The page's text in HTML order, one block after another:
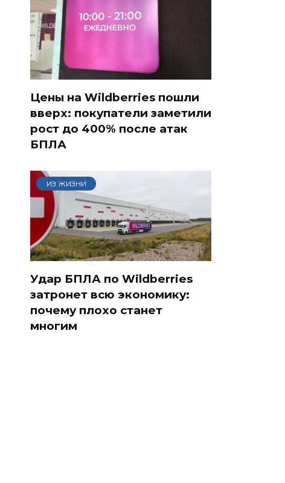
Цены на Wildberries пошли
вверх: покупатели заметили
рост до 400% после атак
БПЛА
ИЗ ЖИЗНИ
Удар БПЛА по Wildberries
затронет всю экономику:
почему плохо станет
многим